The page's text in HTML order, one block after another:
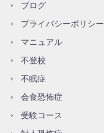
ブログ
プライバシーポリシー
マニュアル
不登校
不眠症
会食恐怖症
受験コース